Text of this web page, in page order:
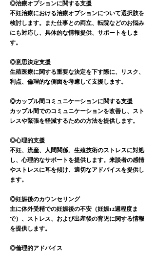
◎治療オプションに関する支援
不妊治療における治療オプションについて選択肢を
検討します。また仕事との両立、転院などのお悩み
にも対応し、具体的な情報提供、サポートをしま
す。
◎意思決定支援
生殖医療に関する重要な決定を下す際に、リスク、
利点、倫理的な側面を考慮して支援します。
◎カップル間コミュニケーションに関する支援
カップル間でのコミュニケーションを改善し、スト
レスや緊張を軽減するための方法を提供します。
◎心理的支援
不妊、流産、人間関係、生殖技術のストレスに対処
し、心理的なサポートを提供します。来談者の感情
やストレスに耳を傾け、適切なアドバイスを提供し
ます。
◎妊娠後のカウンセリング
主に体外受精での妊娠後の不安（妊娠12週程度ま
で）、ストレス、および出産後の育児に関する情報
を提供します。
◎倫理的アドバイス